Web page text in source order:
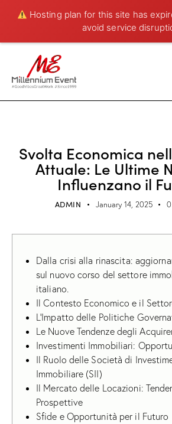
Hosting plan for this site has
avoid service
Svolta Economica
Attuale: Le Ultime
Influenzano il
ADMIN January 14, 2025 0
Dalla crisi alla rinascita:
sul nuovo corso del settore
italiano.
Il Contesto Economico e il
L’Impatto delle Politiche
Le Nuove Tendenze degli
Investimenti Immobiliari:
Il Ruolo delle Società di
Immobiliare (SII)
Il Mercato delle Locazioni:
Prospettive
Sfide e Opportunità per il Futuro